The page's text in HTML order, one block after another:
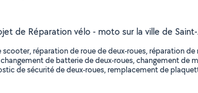
de Réparation vélo - moto sur la ville de
réparation de roue de deux-roues, réparation
de batterie de deux-roues, changement de
de sécurité de deux-roues, remplacement de